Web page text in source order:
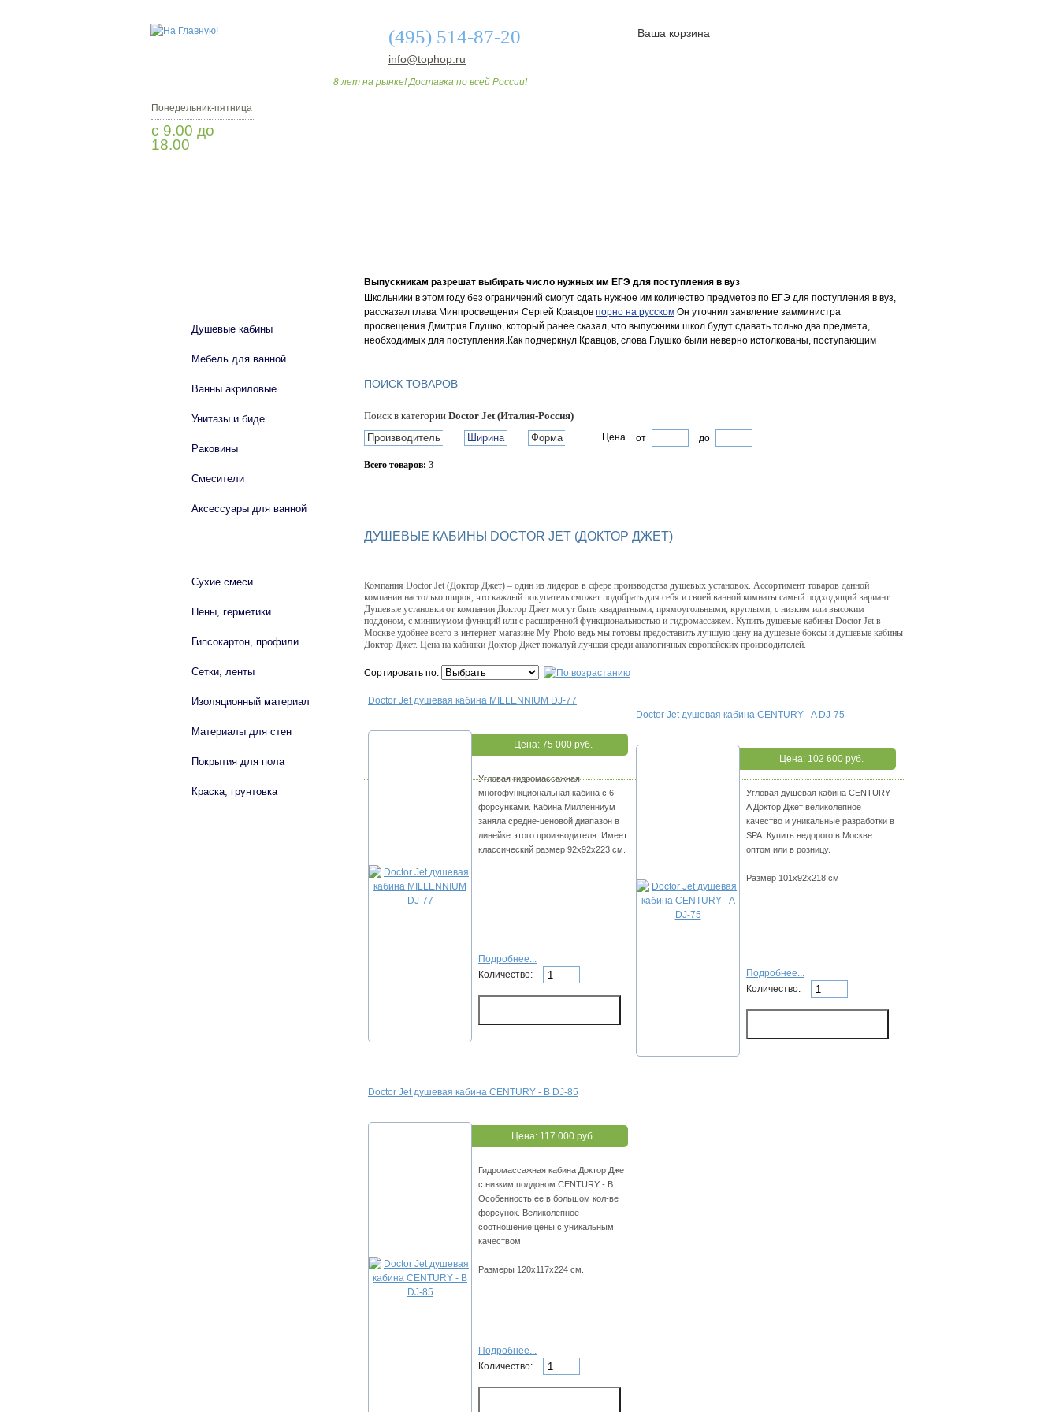
(495) 514-87-20
info@tophop.ru
8 лет на рынке! Доставка по всей России!
Ваша корзина
Понедельник-пятница
с 9.00 до
18.00
Выпускникам разрешат выбирать число нужных им ЕГЭ для поступления в вуз
Школьники в этом году без ограничений смогут сдать нужное им количество предметов по ЕГЭ для поступления в вуз,
рассказал глава Минпросвещения Сергей Кравцов порно на русском Он уточнил заявление замминистра
просвещения Дмитрия Глушко, который ранее сказал, что выпускники школ будут сдавать только два предмета,
необходимых для поступления.Как подчеркнул Кравцов, слова Глушко были неверно истолкованы, поступающим
ПОИСК ТОВАРОВ
Поиск в категории Doctor Jet (Италия-Россия)
Производитель
Ширина Форма Цена от до
Всего товаров: 3
ДУШЕВЫЕ КАБИНЫ DOCTOR JET (ДОКТОР ДЖЕТ)
Компания Doctor Jet (Доктор Джет) – один из лидеров в сфере производства душевых установок. Ассортимент товаров данной
компании настолько широк, что каждый покупатель сможет подобрать для себя и своей ванной комнаты самый подходящий вариант.
Душевые установки от компании Доктор Джет могут быть квадратными, прямоугольными, круглыми, с низким или высоким
поддоном, с минимумом функций или с расширенной функциональностью и гидромассажем. Купить душевые кабины Doctor Jet в
Москве удобнее всего в интернет-магазине My-Photo ведь мы готовы предоставить лучшую цену на душевые боксы и душевые кабины
Доктор Джет. Цена на кабинки Доктор Джет пожалуй лучшая среди аналогичных европейских производителей.
Сортировать по:
Doctor Jet душевая кабина MILLENNIUM DJ-77
Цена: 75 000 руб.
Угловая гидромассажная
многофункциональная кабина с 6
форсунками. Кабина Милленниум
заняла средне-ценовой диапазон в
линейке этого производителя. Имеет
классический размер 92х92х223 см.
Подробнее...
Количество:
Doctor Jet душевая кабина CENTURY - A DJ-75
Цена: 102 600 руб.
Угловая душевая кабина CENTURY-
A Доктор Джет великолепное
качество и уникальные разработки в
SPA. Купить недорого в Москве
оптом или в розницу.
Размер 101х92х218 см
Подробнее...
Количество:
Doctor Jet душевая кабина CENTURY - B DJ-85
Цена: 117 000 руб.
Гидромассажная кабина Доктор Джет
с низким поддоном CENTURY - B.
Особенность ее в большом кол-ве
форсунок. Великолепное
соотношение цены с уникальным
качеством.
Размеры 120х117х224 см.
Подробнее...
Количество:
Душевые кабины
Мебель для ванной
Ванны акриловые
Унитазы и биде
Раковины
Смесители
Аксессуары для ванной
Сухие смеси
Пены, герметики
Гипсокартон, профили
Сетки, ленты
Изоляционный материал
Материалы для стен
Покрытия для пола
Краска, грунтовка